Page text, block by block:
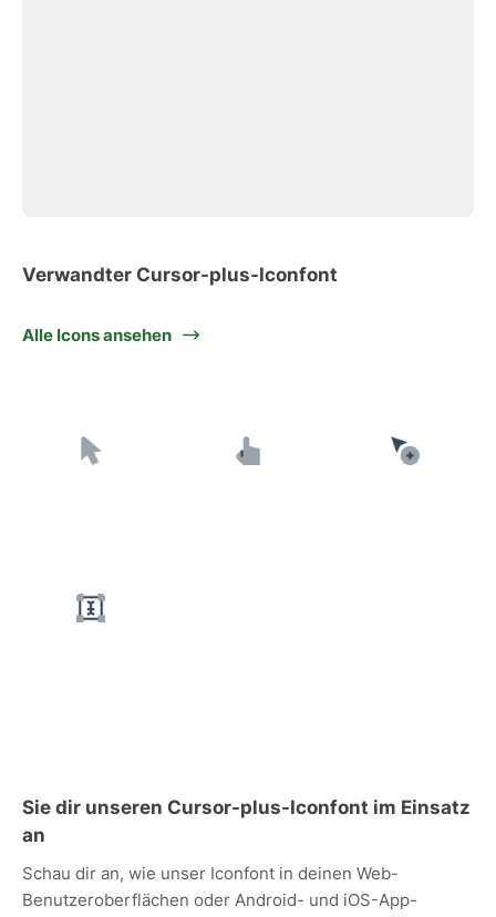
Verwandter Cursor-plus-Iconfont
Alle Icons ansehen
Sie dir unseren Cursor-plus-Iconfont im Einsatz
an
Schau dir an, wie unser Iconfont in deinen Web-
Benutzeroberflächen oder Android- und iOS-App-